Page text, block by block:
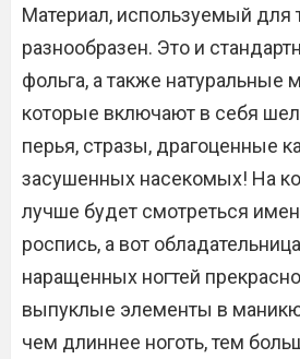
Материал, используемый для
разнообразен. Это и
фольга, а также натуральные
которые включают в себя
перья, стразы, драгоценные
засушенных насекомых! На
лучше будет смотреться
роспись, а вот
наращенных ногтей
выпуклые элементы в
чем длиннее ноготь, тем